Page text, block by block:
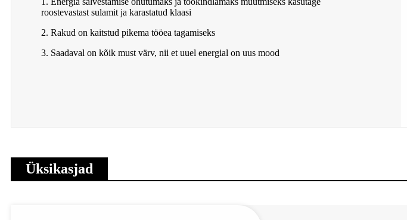
roostevastast sulamit ja karastatud klaasi
2. Rakud on kaitstud pikema tööea tagamiseks
3. Saadaval on kõik must värv, nii et uuel energial on uus mood
Üksikasjad